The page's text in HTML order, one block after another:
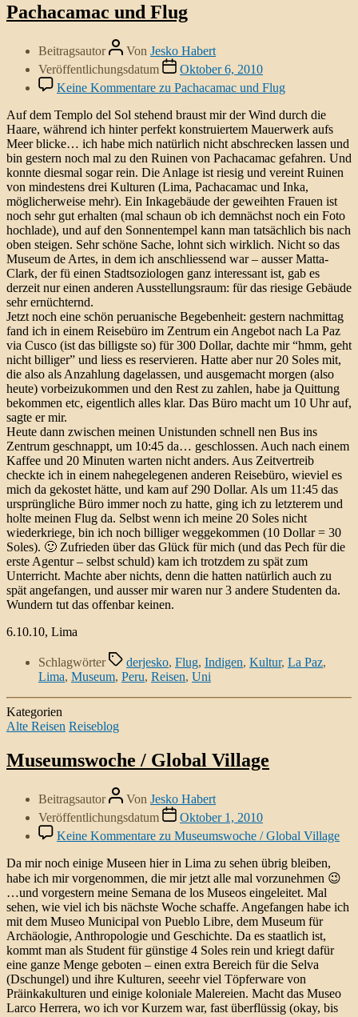
Pachacamac und Flug
Beitragsautor Von Jesko Habert
Veröffentlichungsdatum
Oktober 6, 2010
Keine Kommentare zu Pachacamac und Flug
Auf dem Templo del Sol stehend braust mir der Wind durch die
Haare, während ich hinter perfekt konstruiertem Mauerwerk aufs
Meer blicke… ich habe mich natürlich nicht abschrecken lassen und
bin gestern noch mal zu den Ruinen von Pachacamac gefahren. Und
konnte diesmal sogar rein. Die Anlage ist riesig und vereint Ruinen
von mindestens drei Kulturen (Lima, Pachacamac und Inka,
möglicherweise mehr). Ein Inkagebäude der geweihten Frauen ist
noch sehr gut erhalten (mal schaun ob ich demnächst noch ein Foto
hochlade), und auf den Sonnentempel kann man tatsächlich bis nach
oben steigen. Sehr schöne Sache, lohnt sich wirklich. Nicht so das
Museum de Artes, in dem ich anschliessend war – ausser Matta-
Clark, der fü einen Stadtsoziologen ganz interessant ist, gab es
derzeit nur einen anderen Ausstellungsraum: für das riesige Gebäude
sehr ernüchternd.
Jetzt noch eine schön peruanische Begebenheit: gestern nachmittag
fand ich in einem Reisebüro im Zentrum ein Angebot nach La Paz
via Cusco (ist das billigste so) für 300 Dollar, dachte mir “hmm, geht
nicht billiger” und liess es reservieren. Hatte aber nur 20 Soles mit,
die also als Anzahlung dagelassen, und ausgemacht morgen (also
heute) vorbeizukommen und den Rest zu zahlen, habe ja Quittung
bekommen etc, eigentlich alles klar. Das Büro macht um 10 Uhr auf,
sagte er mir.
Heute dann zwischen meinen Unistunden schnell nen Bus ins
Zentrum geschnappt, um 10:45 da… geschlossen. Auch nach einem
Kaffee und 20 Minuten warten nicht anders. Aus Zeitvertreib
checkte ich in einem nahegelegenen anderen Reisebüro, wieviel es
mich da gekostet hätte, und kam auf 290 Dollar. Als um 11:45 das
ursprüngliche Büro immer noch zu hatte, ging ich zu letzterem und
holte meinen Flug da. Selbst wenn ich meine 20 Soles nicht
wiederkriege, bin ich noch billiger weggekommen (10 Dollar = 30
Soles). 🙂 Zufrieden über das Glück für mich (und das Pech für die
erste Agentur – selbst schuld) kam ich trotzdem zu spät zum
Unterricht. Machte aber nichts, denn die hatten natürlich auch zu
spät angefangen, und ausser mir waren nur 3 andere Studenten da.
Wundern tut das offenbar keinen.
6.10.10, Lima
Schlagwörter derjesko, Flug, Indigen, Kultur, La Paz,
Lima, Museum, Peru, Reisen, Uni
Kategorien
Alte Reisen Reiseblog
Museumswoche / Global Village
Beitragsautor Von Jesko Habert
Veröffentlichungsdatum
Oktober 1, 2010
Keine Kommentare zu Museumswoche / Global Village
Da mir noch einige Museen hier in Lima zu sehen übrig bleiben,
habe ich mir vorgenommen, die mir jetzt alle mal vorzunehmen 😉
…und vorgestern meine Semana de los Museos eingeleitet. Mal
sehen, wie viel ich bis nächste Woche schaffe. Angefangen habe ich
mit dem Museo Municipal von Pueblo Libre, dem Museum für
Archäologie, Anthropologie und Geschichte. Da es staatlich ist,
kommt man als Student für günstige 4 Soles rein und kriegt dafür
eine ganze Menge geboten – einen extra Bereich für die Selva
(Dschungel) und ihre Kulturen, seeehr viel Töpferware von
Präinkakulturen und einige koloniale Malereien. Macht das Museo
Larco Herrera, wo ich vor Kurzem war, fast überflüssig (okay, bis